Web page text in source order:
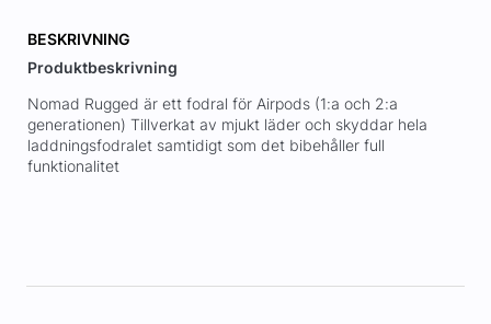
BESKRIVNING
Produktbeskrivning
Nomad Rugged är ett fodral för Airpods (1:a och 2:a
generationen) Tillverkat av mjukt läder och skyddar hela
laddningsfodralet samtidigt som det bibehåller full
funktionalitet